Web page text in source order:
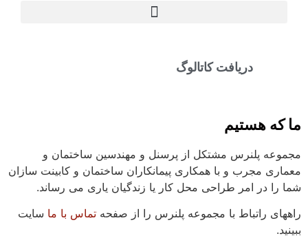
دریافت کاتالوگ
ما که هستیم
مجموعه پلنرس مشتکل از پرسنل و مهندسین ساختمان و
معماری مجرب و با همکاری پیمانکاران ساختمان و کابینت سازان
شما را در امر طراحی محل کار یا زندگیان یاری می رساند.
راههای راتباط با مجموعه پلنرس را از صفحه تماس با ما سایت
ببینید.